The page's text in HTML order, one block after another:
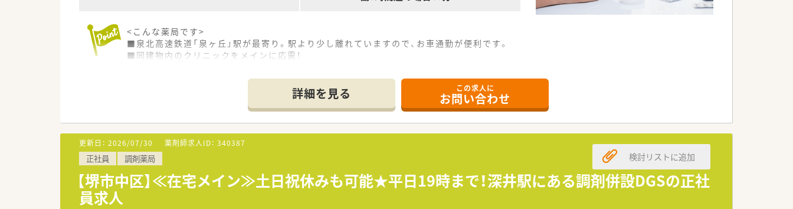
<こんな薬局です>
■泉北高速鉄道「泉ヶ丘」駅が最寄り。駅より少し離れていますので、お車通勤が便利です。
■同建物内のクリニックをメインに応需！
■全国で1,200店舗を超える調剤薬局・ドラッグストアを展開しています。
■患者様・お客様にとって「最も身近な医療人」として、地域医療への貢献を掲げています。
■大手ならではの福利厚生、研修制度、資格支援制度が充実しています。
■残業手当はもちろん、家族手当の支給、また、育児休暇（子が2歳に達するまで）・時短勤務（小学校入学まで）や、各種資格支援制度もご
ざいます。
詳細を見る この求人に
お問い合わせ
更新日： 2026/07/30 薬剤師求人ID： 340387
正社員 調剤薬局
【堺市中区】≪在宅メイン≫土日祝休みも可能★平日19時まで！深井駅にある調剤併設DGSの正社
員求人
検討リストに追加